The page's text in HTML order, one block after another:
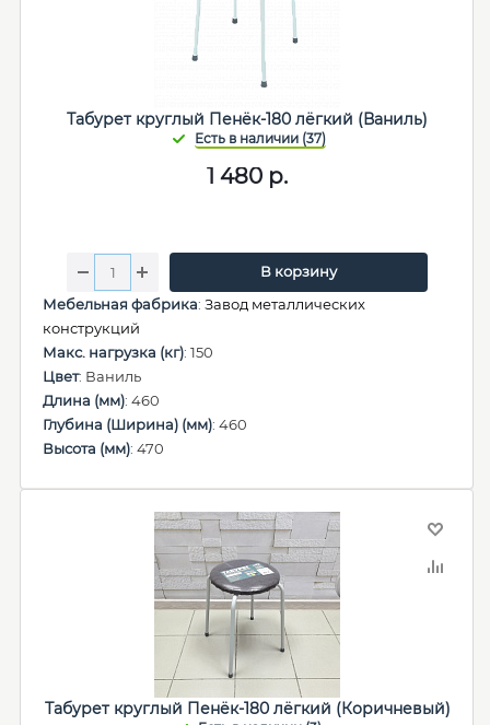
Табурет круглый Пенёк-180 лёгкий (Ваниль)
1 480 р.
В корзину
Мебельная фабрика: Завод металлических
конструкций
Макс. нагрузка (кг): 150
Цвет: Ваниль
Длина (мм): 460
Глубина (Ширина) (мм): 460
Высота (мм): 470
Табурет круглый Пенёк-180 лёгкий (Коричневый)